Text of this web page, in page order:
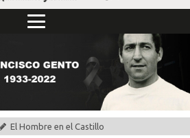
El Hombre en el Castillo